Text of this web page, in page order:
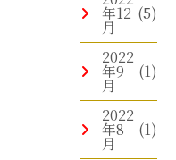
年12
月
(5)
2022
年9
月
(1)
2022
年8
月
(1)